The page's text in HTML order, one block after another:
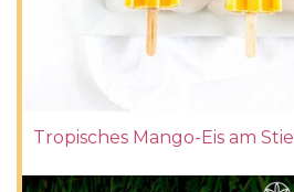
Tropisches Mango-Eis am Stiel